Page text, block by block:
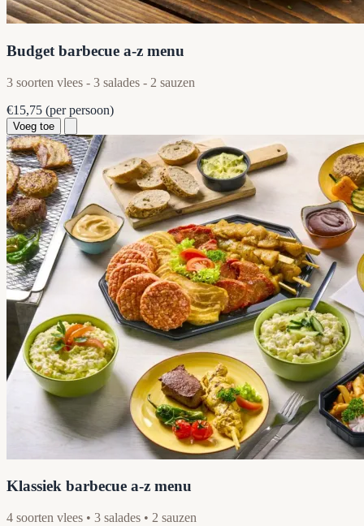
Budget barbecue a-z menu
3 soorten vlees - 3 salades - 2 sauzen
€15,75 (per persoon)
Voeg toe
Klassiek barbecue a-z menu
4 soorten vlees • 3 salades • 2 sauzen